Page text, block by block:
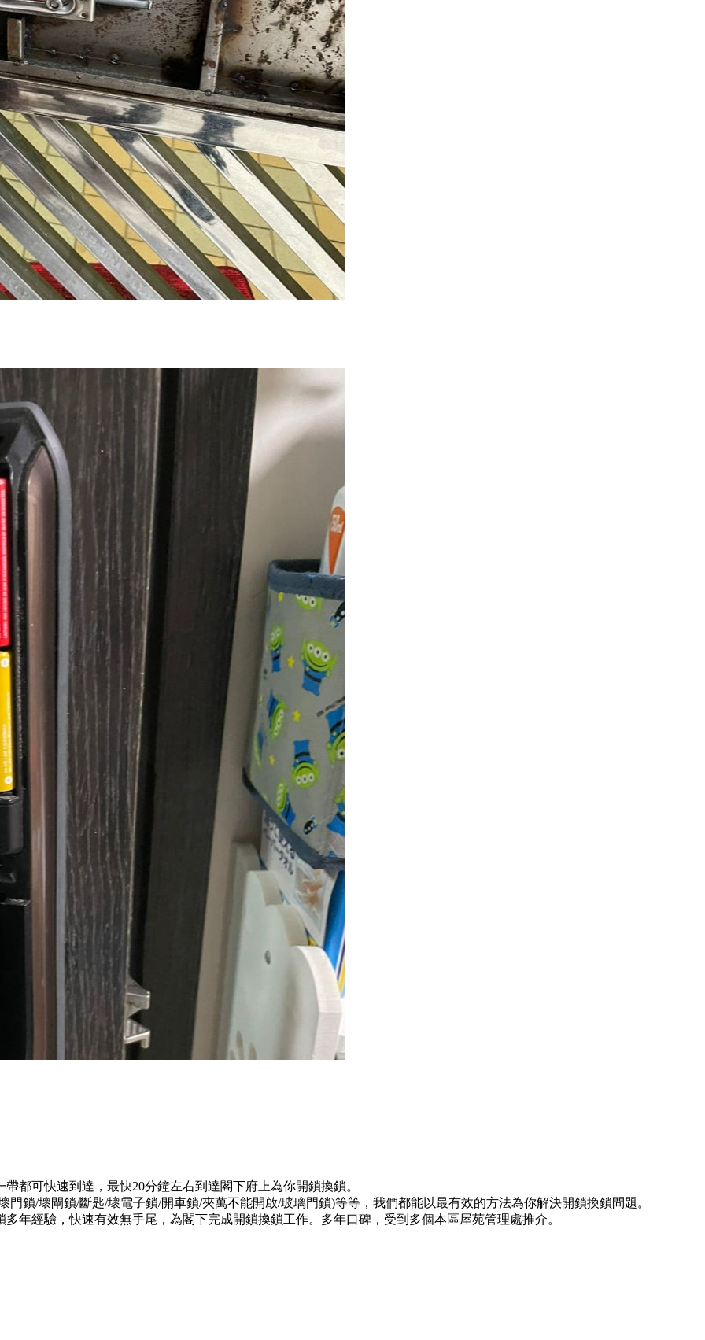
都可快速到達，最快20分鐘左右到達閣下府上為你開鎖換鎖。
鎖/壞閘鎖/斷匙/壞電子鎖/開車鎖/夾萬不能開啟/玻璃門鎖)等等，我們都能以最有效的方法為你解決開鎖換鎖問題。
年經驗，快速有效無手尾，為閣下完成開鎖換鎖工作。多年口碑，受到多個本區屋苑管理處推介。